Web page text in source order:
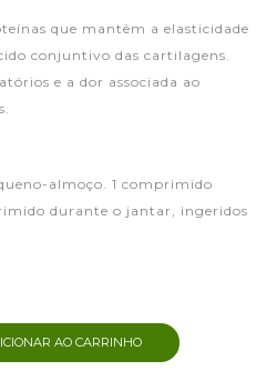
que mantêm a elasticidade
conjuntivo das cartilagens.
e a dor associada ao
almoço. 1 comprimido
durante o jantar, ingeridos
AO CARRINHO